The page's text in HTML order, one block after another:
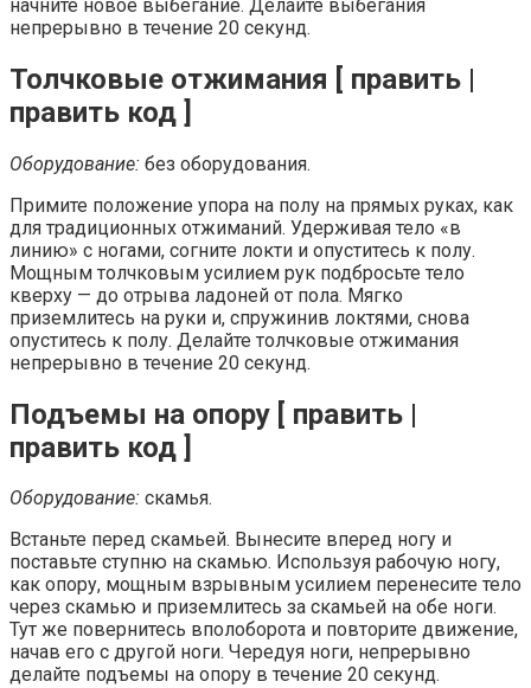
начните новое выбегание. Делайте выбегания
непрерывно в течение 20 секунд.
Толчковые отжимания [ править |
править код ]
Оборудование: без оборудования.
Примите положение упора на полу на прямых руках, как
для традиционных отжиманий. Удерживая тело «в
линию» с ногами, согните локти и опуститесь к полу.
Мощным толчковым усилием рук подбросьте тело
кверху — до отрыва ладоней от пола. Мягко
приземлитесь на руки и, спружинив локтями, снова
опуститесь к полу. Делайте толчковые отжимания
непрерывно в течение 20 секунд.
Подъемы на опору [ править |
править код ]
Оборудование: скамья.
Встаньте перед скамьей. Вынесите вперед ногу и
поставьте ступню на скамью. Используя рабочую ногу,
как опору, мощным взрывным усилием перенесите тело
через скамью и приземлитесь за скамьей на обе ноги.
Тут же повернитесь вполоборота и повторите движение,
начав его с другой ноги. Чередуя ноги, непрерывно
делайте подъемы на опору в течение 20 секунд.